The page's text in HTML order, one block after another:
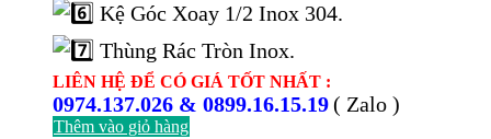
Kệ Góc Xoay 1/2 Inox 304.
Thùng Rác Tròn Inox.
LIÊN HỆ ĐỂ CÓ GIÁ TỐT NHẤT :
0974.137.026 & 0899.16.15.19( Zalo )
Thêm vào giỏ hàng